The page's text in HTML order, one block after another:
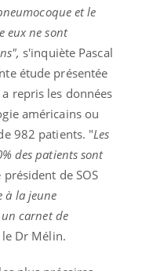
et le
eux ne sont
s'inquiète Pascal
étude présentée
repris les données
américains ou
982 patients. "Les
des patients sont
de SOS
à la jeune
carnet de
Dr Mélin.